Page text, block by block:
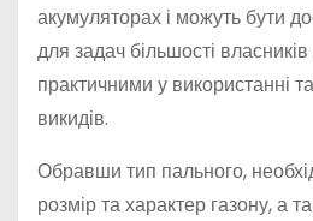
акумуляторах і можуть бути
для задач більшості
практичними у використанні
викидів.
Обравши тип пального,
розмір та характер газону, а